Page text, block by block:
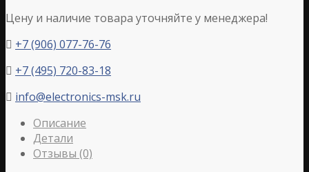
Цену и наличие товара уточняйте у менеджера!
 +7 (906) 077-76-76
 +7 (495) 720-83-18
 info@electronics-msk.ru
Описание
Детали
Отзывы (0)